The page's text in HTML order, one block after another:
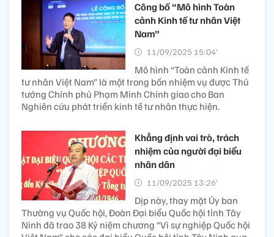
Công bố “Mô hình Toàn
cảnh Kinh tế tư nhân Việt
Nam”
11/09/2025 15:04’
Mô hình “Toàn cảnh Kinh tế
tư nhân Việt Nam” là một trong bốn nhiệm vụ được Thủ
tướng Chính phủ Phạm Minh Chính giao cho Ban
Nghiên cứu phát triển kinh tế tư nhân thực hiện.
Khẳng định vai trò, trách
nhiệm của người đại biểu
nhân dân
11/09/2025 13:26’
Dịp này, thay mặt Ủy ban
Thường vụ Quốc hội, Đoàn Đại biểu Quốc hội tỉnh Tây
Ninh đã trao 38 Kỷ niệm chương “Vì sự nghiệp Quốc hội